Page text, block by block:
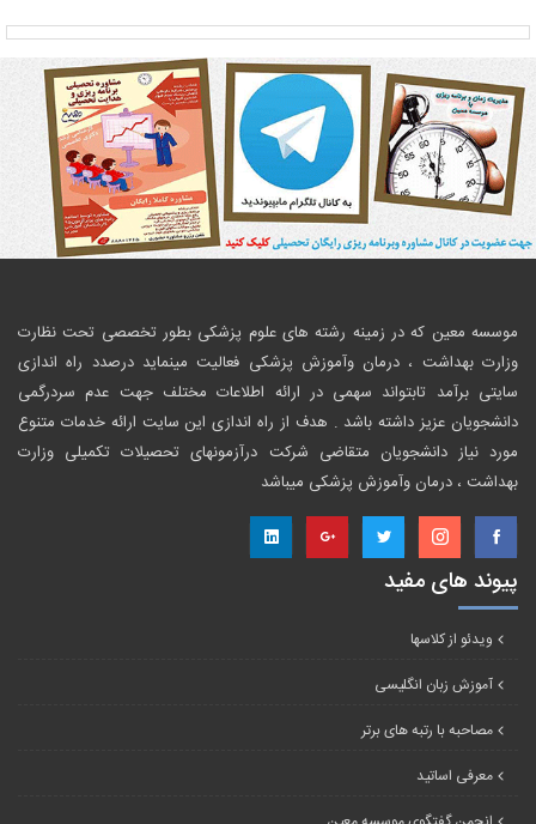
موسسه معین که در زمینه رشته های علوم پزشکی بطور تخصصی تحت نظارت
وزارت بهداشت ، درمان وآموزش پزشکی فعالیت مینماید درصدد راه اندازی
سایتی برآمد تابتواند سهمی در ارائه اطلاعات مختلف جهت عدم سردرگمی
دانشجویان عزیز داشته باشد . هدف از راه اندازی این سایت ارائه خدمات متنوع
مورد نیاز دانشجویان متقاضی شرکت درآزمونهای تحصیلات تکمیلی وزارت
بهداشت ، درمان وآموزش پزشکی میباشد
پیوند های مفید
ویدئو از کلاسها
آموزش زبان انگلیسی
مصاحبه با رتبه های برتر
معرفی اساتید